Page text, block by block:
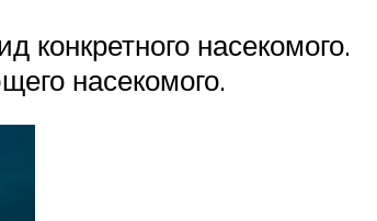
насекомого.
насекомого.